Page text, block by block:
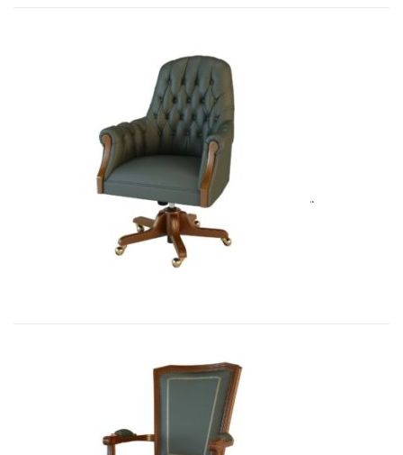
Art&Moble 01013GB Кресло конфиде...
7 692,51€